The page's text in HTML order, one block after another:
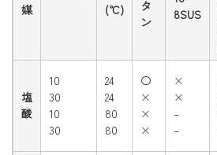
媒
(℃)
タ
ン
8SUS
塩
酸
10
30
10
30
24
24
80
80
〇
×
×
×
×
×
–
–